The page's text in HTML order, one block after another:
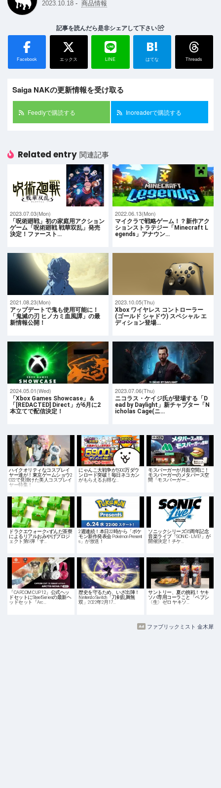
2023.10.18 - 商品情報
記事を読んだら是非シェアして下さい
Facebook エックス LINE
B!
はてな Threads
Saiga NAKの更新情報を受け取る
Feedlyで購読する Inoreaderで購読する
Related entry 関連記事
2023.07.03(Mon)
「呪術廻戦」初の家庭用アクション
ゲーム「呪術廻戦 戦華双乱」発売
決定！ファースト…
2022.06.13(Mon)
マイクラで戦略ゲーム！？新作アク
ションストラテジー「Minecraft L
egends」アナウン…
2021.08.23(Mon)
アップデートで鬼も使用可能に！
「鬼滅の刃 ヒノカミ血風譚」の最
新情報公開！
2023.10.05(Thu)
Xbox ワイヤレス コントローラー
(ゴールド シャドウ) スペシャル エ
ディション登場…
2024.05.01(Wed)
「Xbox Games Showcase」＆
「[REDACTED] Direct」が6月に2
本立てで配信決定！
2023.07.06(Thu)
ニコラス・ケイジ氏が登場する「D
ead by Daylight」新チャプター「N
icholas Cage(ニ…
ハイクオリティなコスプレイ
ヤー達が！東京ゲームショウ2
022で見掛けた美人コスプレイ
ヤー特集！
にゃんこ大戦争が5900万ダウ
ンロード突破！毎日ネコカン
がもらえるお得な…
モスバーガーが月面空間に！
モスバーガーのメタバース空
間「モスバーガー …
ドラクエウォーク×ずんだ茶寮
によるリアルおみやげプロジ
ェクト第6弾「す…
2週連続！本日22時から「ポケ
モン新作発表会 Pokémon Present
s」が放送！
ソニックシリーズ35周年記念
音楽ライブ「SONIC - LIVE!」が
開催決定！チケ…
「CAPCOM CUP 12」公式ヘッ
ドセットにSteelSeriesの最新ヘ
ッドセット「Arc…
歴史を守るため、いざ出陣！
Nintendo Switch「刀剣乱舞無
双」2022年2月17…
サントリー、夏の挑戦！ヤキ
ソバ専用コーラこと「ペプシ
〈生〉ゼロ ヤキソ…
ファブリックミスト 金木犀